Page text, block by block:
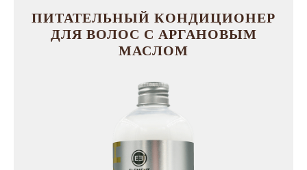
ПИТАТЕЛЬНЫЙ КОНДИЦИОНЕР
ДЛЯ ВОЛОС С АРГАНОВЫМ
МАСЛОМ